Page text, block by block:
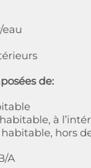
de:
à
hors
A